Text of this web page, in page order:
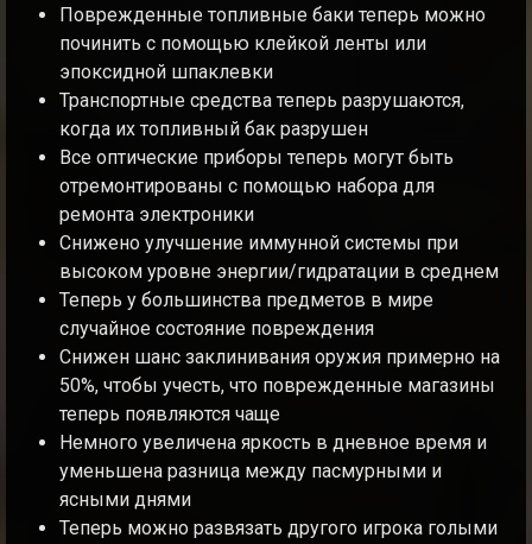
Поврежденные топливные баки теперь можно
починить с помощью клейкой ленты или
эпоксидной шпаклевки
Транспортные средства теперь разрушаются,
когда их топливный бак разрушен
Все оптические приборы теперь могут быть
отремонтированы с помощью набора для
ремонта электроники
Снижено улучшение иммунной системы при
высоком уровне энергии/гидратации в среднем
Теперь у большинства предметов в мире
случайное состояние повреждения
Снижен шанс заклинивания оружия примерно на
50%, чтобы учесть, что поврежденные магазины
теперь появляются чаще
Немного увеличена яркость в дневное время и
уменьшена разница между пасмурными и
ясными днями
Теперь можно развязать другого игрока голыми